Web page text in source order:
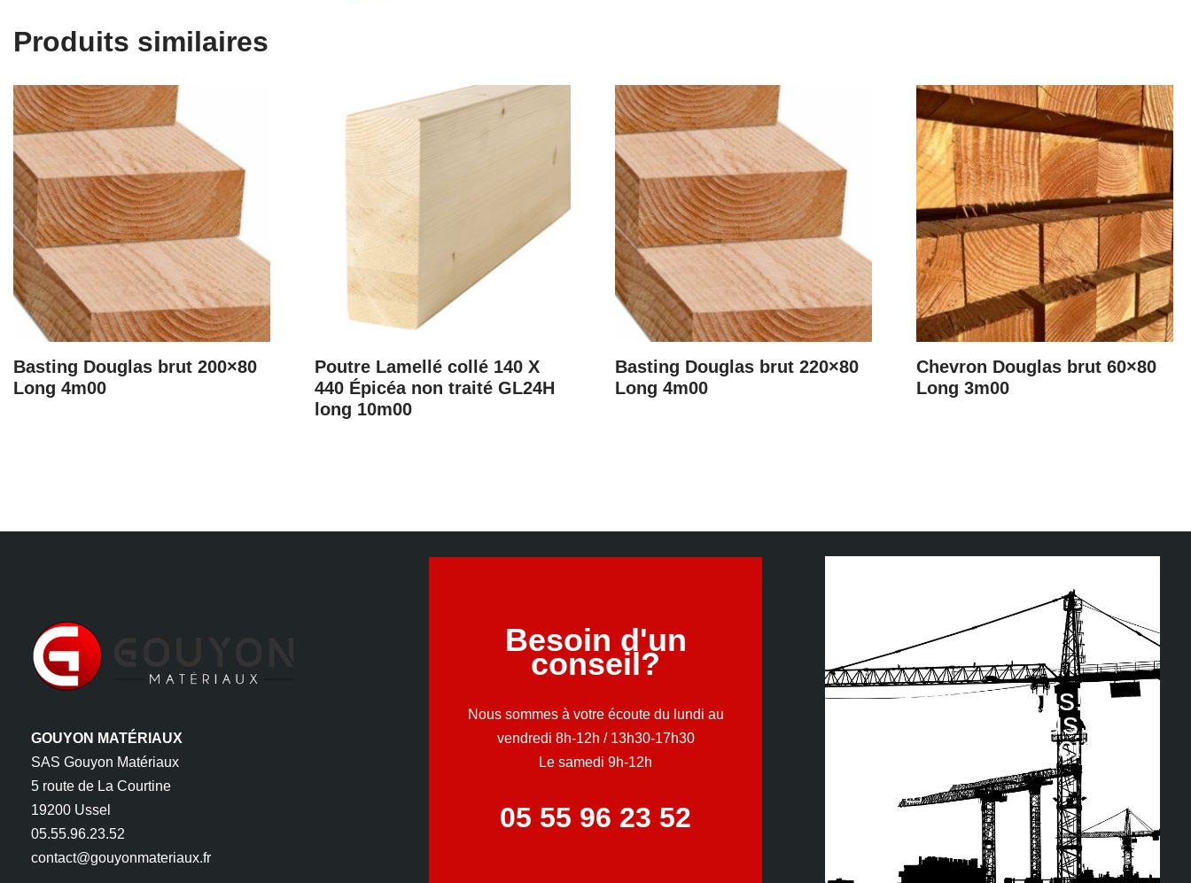
Produits similaires
Basting Douglas brut 200×80
Long 4m00
Poutre Lamellé collé 140 X
440 Épicéa non traité GL24H
long 10m00
Basting Douglas brut 220×80
Long 4m00
Chevron Douglas brut 60×80
Long 3m00
GOUYON MATÉRIAUX
SAS Gouyon Matériaux
5 route de La Courtine
19200 Ussel
05.55.96.23.52
contact@gouyonmateriaux.fr
Besoin d'un
conseil?
Nous sommes à votre écoute du lundi au
vendredi 8h-12h / 13h30-17h30
Le samedi 9h-12h
05 55 96 23 52
Suivez nous!
Retrouvez-nous sur
les réseaux sociaux